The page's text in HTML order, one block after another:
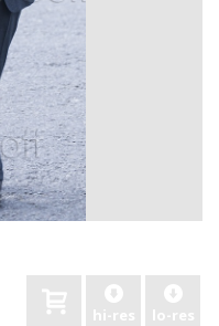
hi-res lo-res